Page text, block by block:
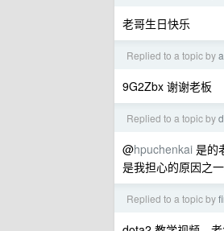
老哥生日快乐
Replied to a topic by
9G2Zbx 谢谢老板
Replied to a topic by
@hpuchenkai 是的
是我担心的原因之一
Replied to a topic by